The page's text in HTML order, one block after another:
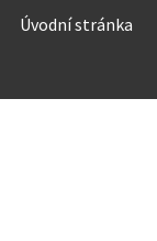
Skip
Úvodní stránka